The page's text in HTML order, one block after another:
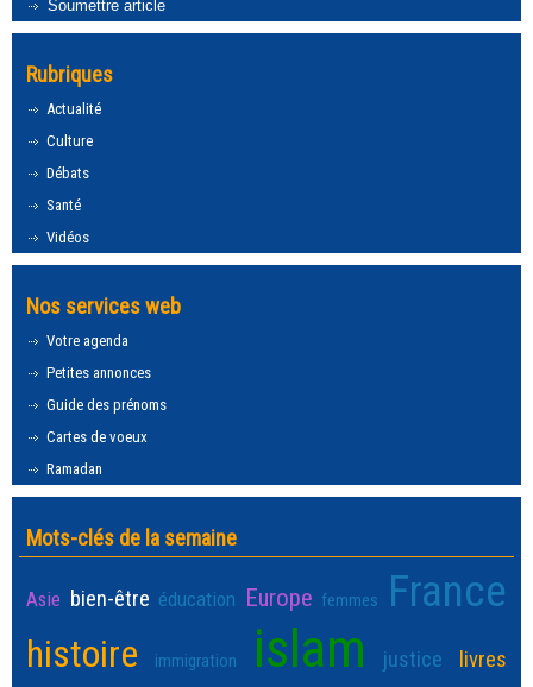
Soumettre article
Rubriques
Actualité
Culture
Débats
Santé
Vidéos
Nos services web
Votre agenda
Petites annonces
Guide des prénoms
Cartes de voeux
Ramadan
Mots-clés de la semaine
Asie bien-être éducation Europe femmes France
histoire immigration islam justice livres